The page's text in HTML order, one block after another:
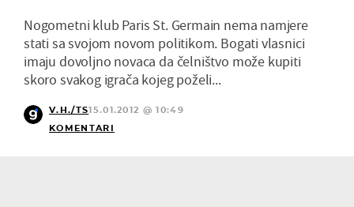
Nogometni klub Paris St. Germain nema namjere
stati sa svojom novom politikom. Bogati vlasnici
imaju dovoljno novaca da čelništvo može kupiti
skoro svakog igrača kojeg poželi...
V.H./TS15.01.2012 @ 10:49
KOMENTARI